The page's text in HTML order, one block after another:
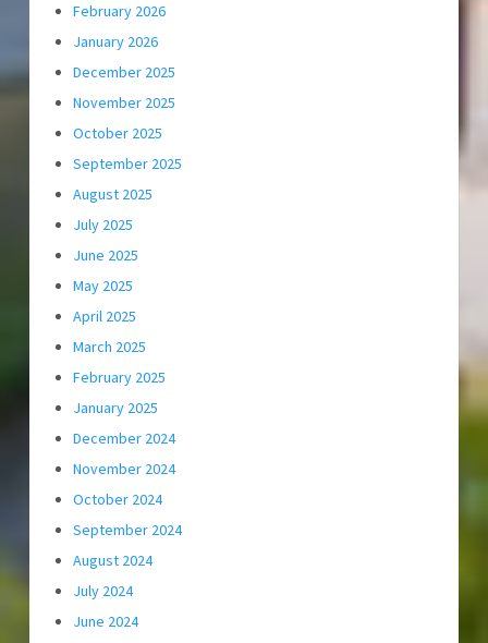
February 2026
January 2026
December 2025
November 2025
October 2025
September 2025
August 2025
July 2025
June 2025
May 2025
April 2025
March 2025
February 2025
January 2025
December 2024
November 2024
October 2024
September 2024
August 2024
July 2024
June 2024